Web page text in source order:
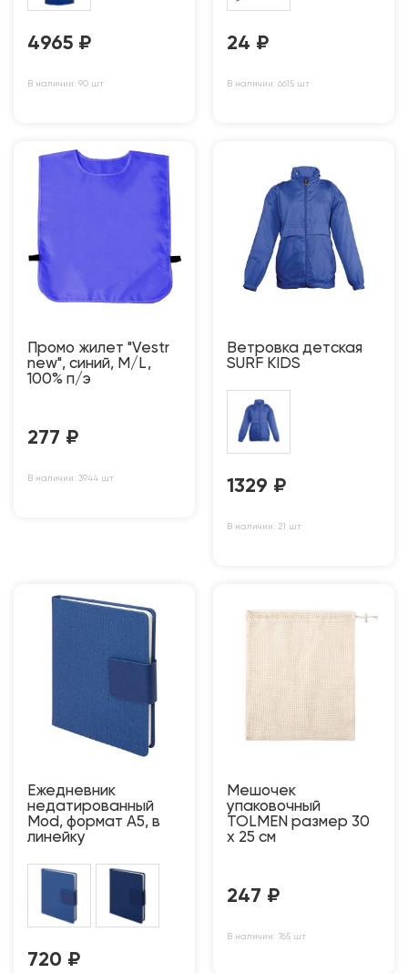
4965 ₽
В наличии: 90 шт
24 ₽
В наличии: 6615 шт
Промо жилет "Vestr
new", синий, M/L,
100% п/э
277 ₽
В наличии: 3944 шт
Ветровка детская
SURF KIDS
1329 ₽
В наличии: 21 шт
Ежедневник
недатированный
Mod, формат А5, в
линейку
720 ₽
Мешочек
упаковочный
TOLMEN размер 30
x 25 см
247 ₽
В наличии: 765 шт